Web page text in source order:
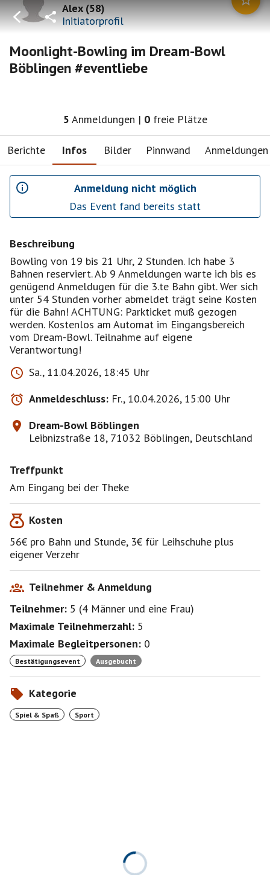
Alex(58)
Initiatorprofil
Moonlight-Bowling im Dream-Bowl
Böblingen #eventliebe
5 Anmeldungen | 0 freie Plätze
Berichte Infos Bilder Pinnwand Anmeldungen
Anmeldung nicht möglich
Das Event fand bereits statt
Beschreibung
Bowling von 19 bis 21 Uhr, 2 Stunden. Ich habe 3
Bahnen reserviert. Ab 9 Anmeldungen warte ich bis es
genügend Anmeldugen für die 3.te Bahn gibt. Wer sich
unter 54 Stunden vorher abmeldet trägt seine Kosten
für die Bahn! ACHTUNG: Parkticket muß gezogen
werden. Kostenlos am Automat im Eingangsbereich
vom Dream-Bowl. Teilnahme auf eigene
Verantwortung!
Sa., 11.04.2026, 18:45 Uhr
Anmeldeschluss: Fr., 10.04.2026, 15:00 Uhr
Dream-Bowl Böblingen
Leibnizstraße 18, 71032 Böblingen, Deutschland
Treffpunkt
Am Eingang bei der Theke
Kosten
56€ pro Bahn und Stunde, 3€ für Leihschuhe plus
eigener Verzehr
Teilnehmer & Anmeldung
Teilnehmer: 5 (4 Männer und eine Frau)
Maximale Teilnehmerzahl: 5
Maximale Begleitpersonen: 0
Bestätigungsevent Ausgebucht
Kategorie
Spiel & Spaß Sport